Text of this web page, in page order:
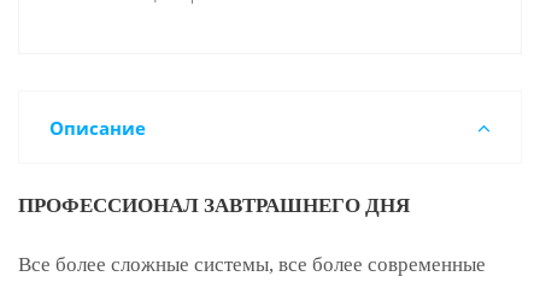
Описание
ПРОФЕССИОНАЛ ЗАВТРАШНЕГО ДНЯ
Все более сложные системы, все более современные